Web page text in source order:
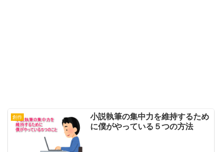
創作
小説執筆の集中力を維持するため
に僕がやっている５つの方法